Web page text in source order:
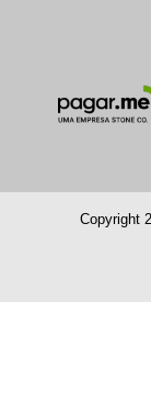
Copyright